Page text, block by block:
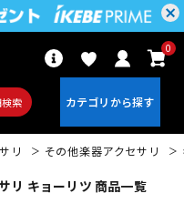
索
0
リ その他楽器アクセサリ
リ キョーリツ 商品一覧